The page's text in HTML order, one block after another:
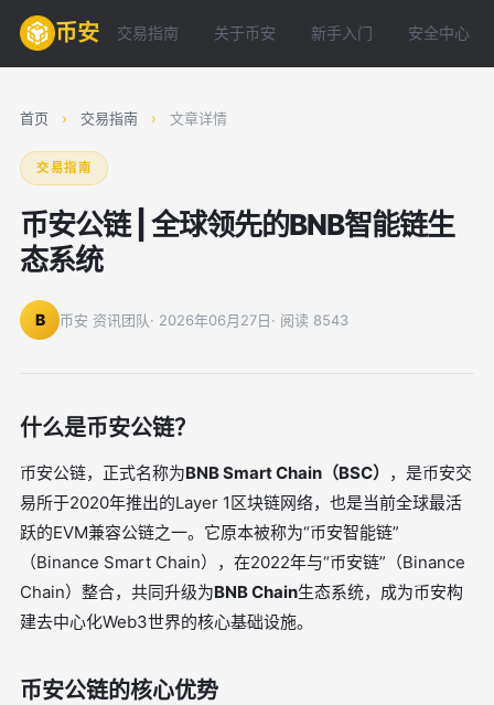
币安 交易指南 关于币安 新手入门 安全中心
首页 › 交易指南 › 文章详情
交易指南
币安公链 | 全球领先的BNB智能链生
态系统
B 币安 资讯团队· 2026年06月27日· 阅读 8543
什么是币安公链？
币安公链，正式名称为BNB Smart Chain（BSC） ，是币安交
易所于2020年推出的Layer 1区块链网络，也是当前全球最活
跃的EVM兼容公链之一。它原本被称为“币安智能链”
（Binance Smart Chain），在2022年与“币安链”（Binance
Chain）整合，共同升级为BNB Chain生态系统，成为币安构
建去中心化Web3世界的核心基础设施。
币安公链的核心优势